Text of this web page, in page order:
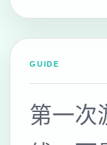
GUIDE
第一次